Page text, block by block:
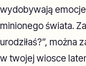
wydobywają
minionego świata.
urodziłaś?”, można
w twojej wiosce